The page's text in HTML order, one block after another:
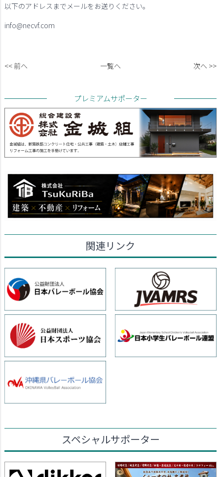
以下のアドレスまでメールをお送りください。
info@necvf.com
<< 前へ 一覧へ 次へ >>
プレミアムサポーター
関連リンク
スペシャルサポーター